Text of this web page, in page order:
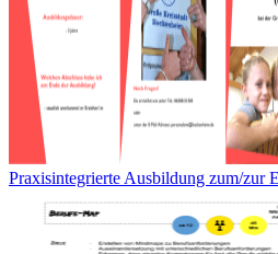
Praxisintegrierte Ausbildung zum/zur